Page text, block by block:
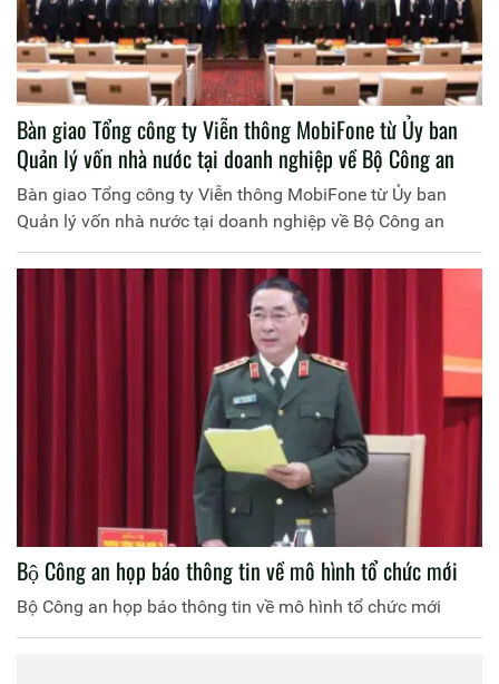
Bàn giao Tổng công ty Viễn thông MobiFone từ Ủy ban
Quản lý vốn nhà nước tại doanh nghiệp về Bộ Công an
Bàn giao Tổng công ty Viễn thông MobiFone từ Ủy ban
Quản lý vốn nhà nước tại doanh nghiệp về Bộ Công an
Bộ Công an họp báo thông tin về mô hình tổ chức mới
Bộ Công an họp báo thông tin về mô hình tổ chức mới